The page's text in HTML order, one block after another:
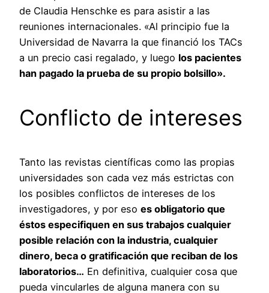
de Claudia Henschke es para asistir a las
reuniones internacionales. «Al principio fue la
Universidad de Navarra la que financió los TACs
a un precio casi regalado, y luego los pacientes
han pagado la prueba de su propio bolsillo».
Conflicto de intereses
Tanto las revistas científicas como las propias
universidades son cada vez más estrictas con
los posibles conflictos de intereses de los
investigadores, y por eso es obligatorio que
éstos especifiquen en sus trabajos cualquier
posible relación con la industria, cualquier
dinero, beca o gratificación que reciban de los
laboratorios… En definitiva, cualquier cosa que
pueda vincularles de alguna manera con su